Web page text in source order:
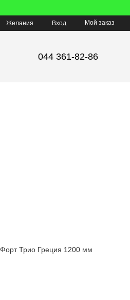
Желания Вход Мой заказ
044 361-82-86